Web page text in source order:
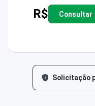
R$ Consultar
Solicitação